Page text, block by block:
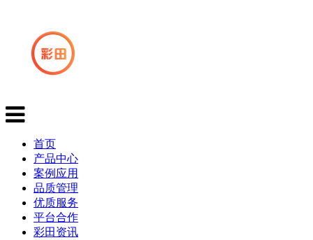
首页
产品中心
案例应用
品质管理
优质服务
平台合作
彩田资讯